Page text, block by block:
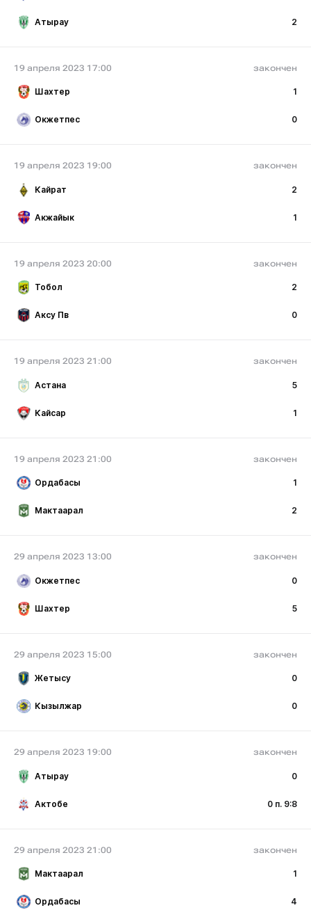
Атырау 2
19 апреля 2023 17:00 закончен
Шахтер 1
Окжетпес 0
19 апреля 2023 19:00 закончен
Кайрат 2
Акжайык 1
19 апреля 2023 20:00 закончен
Тобол 2
Аксу Пв 0
19 апреля 2023 21:00 закончен
Астана 5
Кайсар 1
19 апреля 2023 21:00 закончен
Ордабасы 1
Мактаарал 2
29 апреля 2023 13:00 закончен
Окжетпес 0
Шахтер 5
29 апреля 2023 15:00 закончен
Жетысу 0
Кызылжар 0
29 апреля 2023 19:00 закончен
Атырау 0
Актобе 0 п. 9:8
29 апреля 2023 21:00 закончен
Мактаарал 1
Ордабасы 4